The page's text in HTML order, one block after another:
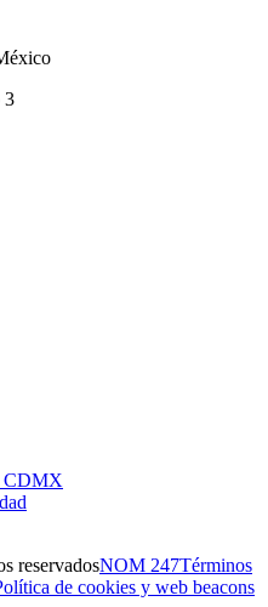
3
CDMX
reservadosNOM 247Términos
de cookies y web beacons